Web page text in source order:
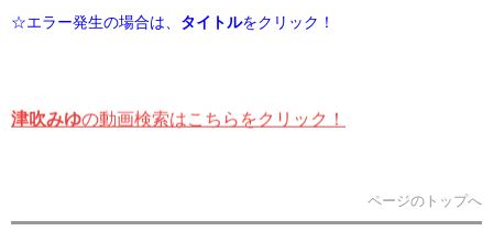
☆エラー発生の場合は、 タイトルをクリック！
津吹みゆの動画検索はこちらをクリック！
ページのトップへ